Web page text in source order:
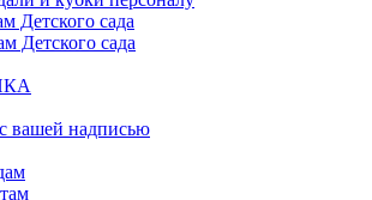
Детского сада
Детского сада
вашей надписью